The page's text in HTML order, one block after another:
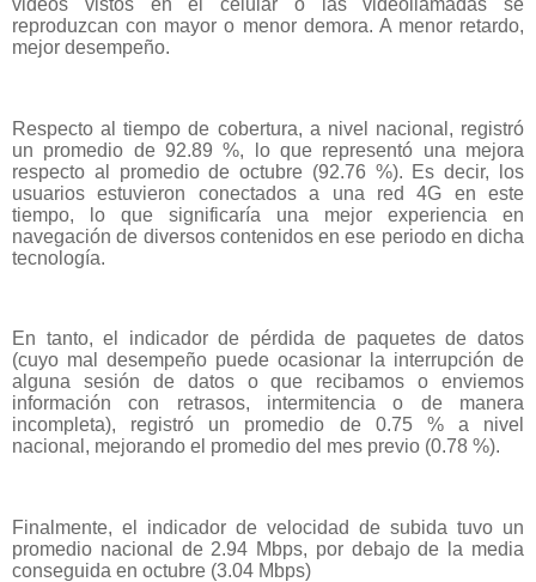
videos vistos en el celular o las videollamadas se
reproduzcan con mayor o menor demora. A menor retardo,
mejor desempeño.
Respecto al tiempo de cobertura, a nivel nacional, registró
un promedio de 92.89 %, lo que representó una mejora
respecto al promedio de octubre (92.76 %). Es decir, los
usuarios estuvieron conectados a una red 4G en este
tiempo, lo que significaría una mejor experiencia en
navegación de diversos contenidos en ese periodo en dicha
tecnología.
En tanto, el indicador de pérdida de paquetes de datos
(cuyo mal desempeño puede ocasionar la interrupción de
alguna sesión de datos o que recibamos o enviemos
información con retrasos, intermitencia o de manera
incompleta), registró un promedio de 0.75 % a nivel
nacional, mejorando el promedio del mes previo (0.78 %).
Finalmente, el indicador de velocidad de subida tuvo un
promedio nacional de 2.94 Mbps, por debajo de la media
conseguida en octubre (3.04 Mbps)